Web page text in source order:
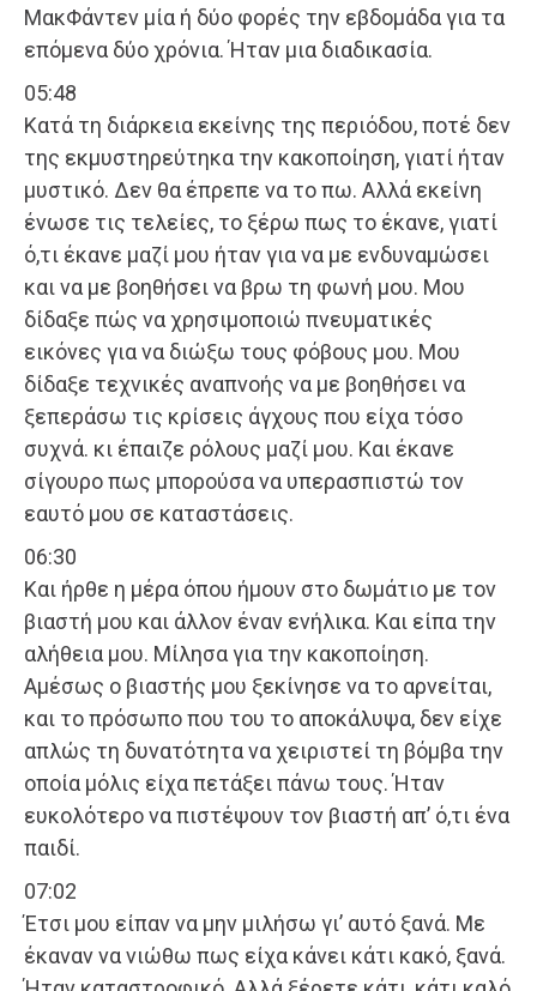
ΜακΦάντεν μία ή δύο φορές την εβδομάδα για τα
επόμενα δύο χρόνια. Ήταν μια διαδικασία.
05:48
Κατά τη διάρκεια εκείνης της περιόδου, ποτέ δεν
της εκμυστηρεύτηκα την κακοποίηση, γιατί ήταν
μυστικό. Δεν θα έπρεπε να το πω. Αλλά εκείνη
ένωσε τις τελείες, το ξέρω πως το έκανε, γιατί
ό,τι έκανε μαζί μου ήταν για να με ενδυναμώσει
και να με βοηθήσει να βρω τη φωνή μου. Μου
δίδαξε πώς να χρησιμοποιώ πνευματικές
εικόνες για να διώξω τους φόβους μου. Μου
δίδαξε τεχνικές αναπνοής να με βοηθήσει να
ξεπεράσω τις κρίσεις άγχους που είχα τόσο
συχνά. κι έπαιζε ρόλους μαζί μου. Και έκανε
σίγουρο πως μπορούσα να υπερασπιστώ τον
εαυτό μου σε καταστάσεις.
06:30
Και ήρθε η μέρα όπου ήμουν στο δωμάτιο με τον
βιαστή μου και άλλον έναν ενήλικα. Και είπα την
αλήθεια μου. Μίλησα για την κακοποίηση.
Αμέσως ο βιαστής μου ξεκίνησε να το αρνείται,
και το πρόσωπο που του το αποκάλυψα, δεν είχε
απλώς τη δυνατότητα να χειριστεί τη βόμβα την
οποία μόλις είχα πετάξει πάνω τους. Ήταν
ευκολότερο να πιστέψουν τον βιαστή απ’ ό,τι ένα
παιδί.
07:02
Έτσι μου είπαν να μην μιλήσω γι’ αυτό ξανά. Με
έκαναν να νιώθω πως είχα κάνει κάτι κακό, ξανά.